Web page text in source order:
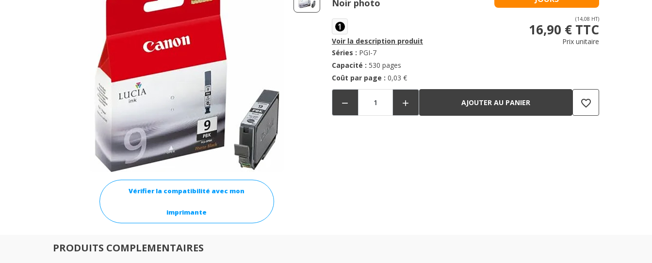
Vérifier la compatibilité avec mon
imprimante
Noir photo
1
Voir la description produit
Séries : PGI-7
Capacité : 530 pages
Coût par page : 0,03 €
(14,08 HT)
16,90 € TTC
Prix unitaire
  AJOUTER AU PANIER favorite_border
PRODUITS COMPLEMENTAIRES